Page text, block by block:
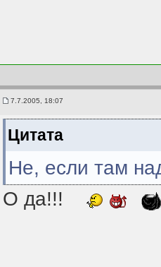
7.7.2005, 18:07
Цитата
Не, если там
О да!!!